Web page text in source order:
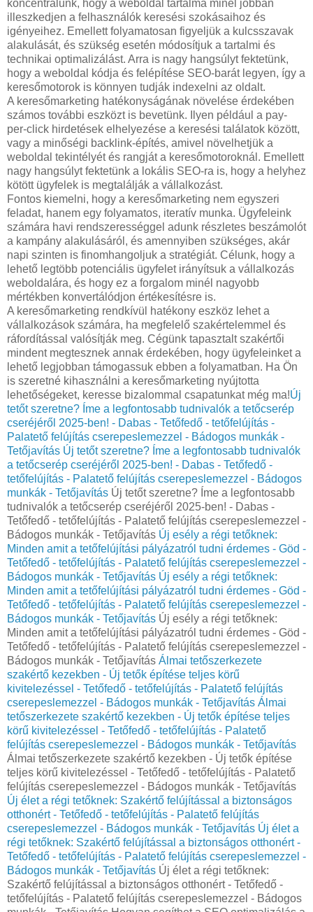
koncentrálunk, hogy a weboldal tartalma minél jobban
illeszkedjen a felhasználók keresési szokásaihoz és
igényeihez. Emellett folyamatosan figyeljük a kulcsszavak
alakulását, és szükség esetén módosítjuk a tartalmi és
technikai optimalizálást. Arra is nagy hangsúlyt fektetünk,
hogy a weboldal kódja és felépítése SEO-barát legyen, így a
keresőmotorok is könnyen tudják indexelni az oldalt.
A keresőmarketing hatékonyságának növelése érdekében
számos további eszközt is bevetünk. Ilyen például a pay-
per-click hirdetések elhelyezése a keresési találatok között,
vagy a minőségi backlink-építés, amivel növelhetjük a
weboldal tekintélyét és rangját a keresőmotoroknál. Emellett
nagy hangsúlyt fektetünk a lokális SEO-ra is, hogy a helyhez
kötött ügyfelek is megtalálják a vállalkozást.
Fontos kiemelni, hogy a keresőmarketing nem egyszeri
feladat, hanem egy folyamatos, iteratív munka. Ügyfeleink
számára havi rendszerességgel adunk részletes beszámolót
a kampány alakulásáról, és amennyiben szükséges, akár
napi szinten is finomhangoljuk a stratégiát. Célunk, hogy a
lehető legtöbb potenciális ügyfelet irányítsuk a vállalkozás
weboldalára, és hogy ez a forgalom minél nagyobb
mértékben konvertálódjon értékesítésre is.
A keresőmarketing rendkívül hatékony eszköz lehet a
vállalkozások számára, ha megfelelő szakértelemmel és
ráfordítással valósítják meg. Cégünk tapasztalt szakértői
mindent megtesznek annak érdekében, hogy ügyfeleinket a
lehető legjobban támogassuk ebben a folyamatban. Ha Ön
is szeretné kihasználni a keresőmarketing nyújtotta
lehetőségeket, keresse bizalommal csapatunkat még ma!Új
tetőt szeretne? Íme a legfontosabb tudnivalók a tetőcserép
cseréjéről 2025-ben! - Dabas - Tetőfedő - tetőfelújítás -
Palatető felújítás cserepeslemezzel - Bádogos munkák -
Tetőjavítás Új tetőt szeretne? Íme a legfontosabb tudnivalók
a tetőcserép cseréjéről 2025-ben! - Dabas - Tetőfedő -
tetőfelújítás - Palatető felújítás cserepeslemezzel - Bádogos
munkák - Tetőjavítás Új tetőt szeretne? Íme a legfontosabb
tudnivalók a tetőcserép cseréjéről 2025-ben! - Dabas -
Tetőfedő - tetőfelújítás - Palatető felújítás cserepeslemezzel -
Bádogos munkák - Tetőjavítás Új esély a régi tetőknek:
Minden amit a tetőfelújítási pályázatról tudni érdemes - Göd -
Tetőfedő - tetőfelújítás - Palatető felújítás cserepeslemezzel -
Bádogos munkák - Tetőjavítás Új esély a régi tetőknek:
Minden amit a tetőfelújítási pályázatról tudni érdemes - Göd -
Tetőfedő - tetőfelújítás - Palatető felújítás cserepeslemezzel -
Bádogos munkák - Tetőjavítás Új esély a régi tetőknek:
Minden amit a tetőfelújítási pályázatról tudni érdemes - Göd -
Tetőfedő - tetőfelújítás - Palatető felújítás cserepeslemezzel -
Bádogos munkák - Tetőjavítás Álmai tetőszerkezete
szakértő kezekben - Új tetők építése teljes körű
kivitelezéssel - Tetőfedő - tetőfelújítás - Palatető felújítás
cserepeslemezzel - Bádogos munkák - Tetőjavítás Álmai
tetőszerkezete szakértő kezekben - Új tetők építése teljes
körű kivitelezéssel - Tetőfedő - tetőfelújítás - Palatető
felújítás cserepeslemezzel - Bádogos munkák - Tetőjavítás
Álmai tetőszerkezete szakértő kezekben - Új tetők építése
teljes körű kivitelezéssel - Tetőfedő - tetőfelújítás - Palatető
felújítás cserepeslemezzel - Bádogos munkák - Tetőjavítás
Új élet a régi tetőknek: Szakértő felújítással a biztonságos
otthonért - Tetőfedő - tetőfelújítás - Palatető felújítás
cserepeslemezzel - Bádogos munkák - Tetőjavítás Új élet a
régi tetőknek: Szakértő felújítással a biztonságos otthonért -
Tetőfedő - tetőfelújítás - Palatető felújítás cserepeslemezzel -
Bádogos munkák - Tetőjavítás Új élet a régi tetőknek:
Szakértő felújítással a biztonságos otthonért - Tetőfedő -
tetőfelújítás - Palatető felújítás cserepeslemezzel - Bádogos